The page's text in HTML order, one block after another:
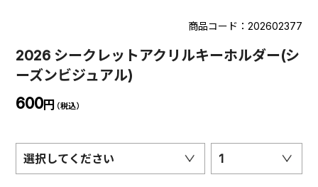
商品コード：202602377
2026 シークレットアクリルキーホルダー(シ
ーズンビジュアル)
600円 （税込）
選択してください 1